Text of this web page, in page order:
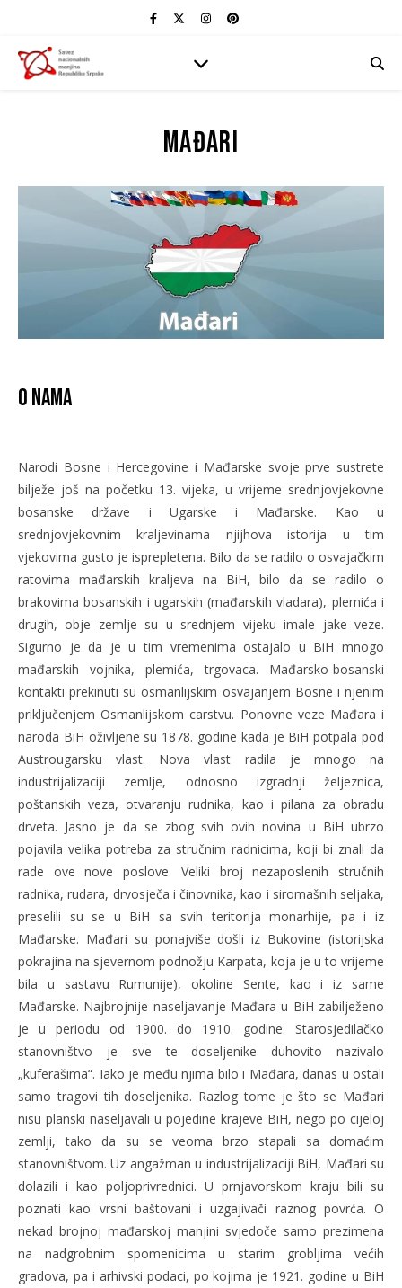
Mađari
O nama
Narodi Bosne i Hercegovine i Mađarske svoje prve sustrete
bilježe još na početku 13. vijeka, u vrijeme srednjovjekovne
bosanske države i Ugarske i Mađarske. Kao u
srednjovjekovnim kraljevinama njijhova istorija u tim
vjekovima gusto je isprepletena. Bilo da se radilo o osvajačkim
ratovima mađarskih kraljeva na BiH, bilo da se radilo o
brakovima bosanskih i ugarskih (mađarskih vladara), plemića i
drugih, obje zemlje su u srednjem vijeku imale jake veze.
Sigurno je da je u tim vremenima ostajalo u BiH mnogo
mađarskih vojnika, plemića, trgovaca. Mađarsko-bosanski
kontakti prekinuti su osmanlijskim osvajanjem Bosne i njenim
priključenjem Osmanlijskom carstvu. Ponovne veze Mađara i
naroda BiH oživljene su 1878. godine kada je BiH potpala pod
Austrougarsku vlast. Nova vlast radila je mnogo na
industrijalizaciji zemlje, odnosno izgradnji željeznica,
poštanskih veza, otvaranju rudnika, kao i pilana za obradu
drveta. Jasno je da se zbog svih ovih novina u BiH ubrzo
pojavila velika potreba za stručnim radnicima, koji bi znali da
rade ove nove poslove. Veliki broj nezaposlenih stručnih
radnika, rudara, drvosječa i činovnika, kao i siromašnih seljaka,
preselili su se u BiH sa svih teritorija monarhije, pa i iz
Mađarske. Mađari su ponajviše došli iz Bukovine (istorijska
pokrajina na sjevernom podnožju Karpata, koja je u to vrijeme
bila u sastavu Rumunije), okoline Sente, kao i iz same
Mađarske. Najbrojnije naseljavanje Mađara u BiH zabilježeno
je u periodu od 1900. do 1910. godine. Starosjedilačko
stanovništvo je sve te doseljenike duhovito nazivalo
„kuferašima“. Iako je među njima bilo i Mađara, danas u ostali
samo tragovi tih doseljenika. Razlog tome je što se Mađari
nisu planski naseljavali u pojedine krajeve BiH, nego po cijeloj
zemlji, tako da su se veoma brzo stapali sa domaćim
stanovništvom. Uz angažman u industrijalizaciji BiH, Mađari su
dolazili i kao poljoprivrednici. U prnjavorskom kraju bili su
poznati kao vrsni baštovani i uzgajivači raznog povrća. O
nekad brojnoj mađarskoj manjini svjedoče samo prezimena
na nadgrobnim spomenicima u starim grobljima većih
gradova, pa i arhivski podaci, po kojima je 1921. godine u BiH